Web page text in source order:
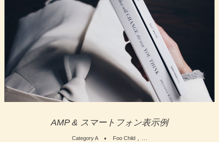
AMP & スマートフォン表示例
Category A Foo Child, …